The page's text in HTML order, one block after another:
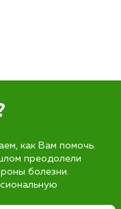
как Вам помочь.
преодолели
болезни.